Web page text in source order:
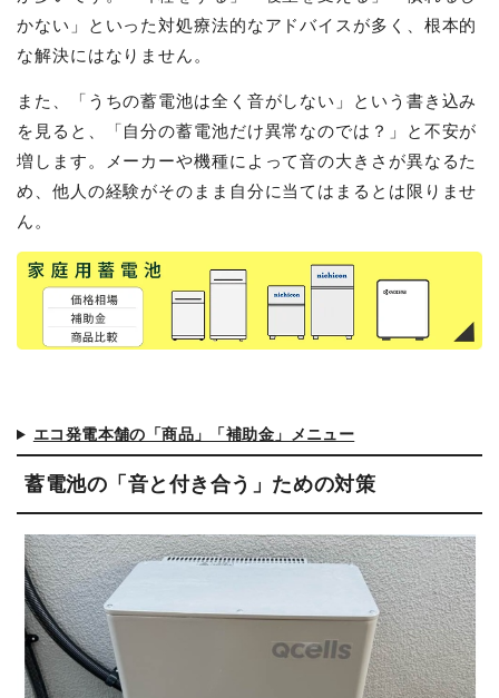
かない」といった対処療法的なアドバイスが多く、根本的
な解決にはなりません。
また、「うちの蓄電池は全く音がしない」という書き込み
を見ると、「自分の蓄電池だけ異常なのでは？」と不安が
増します。メーカーや機種によって音の大きさが異なるた
め、他人の経験がそのまま自分に当てはまるとは限りませ
ん。
エコ発電本舗の「商品」「補助金」メニュー
蓄電池の「音と付き合う」ための対策